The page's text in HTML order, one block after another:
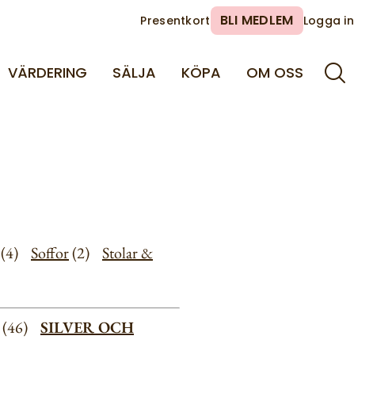
Presentkort BLI MEDLEM Logga in
VÄRDERING SÄLJA KÖPA OM OSS
(4) Soffor(2) Stolar &
(46) SILVER OCH